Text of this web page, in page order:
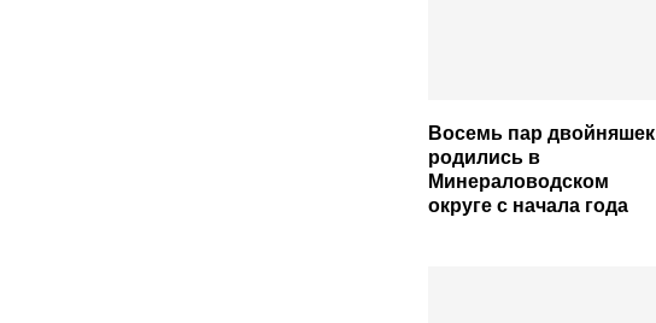
Восемь пар двойняшек
родились в
Минераловодском
округе с начала года